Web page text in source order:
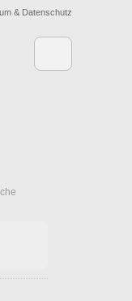
& Datenschutz